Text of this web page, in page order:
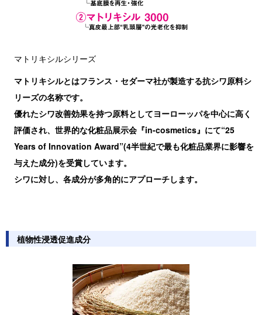
マトリキシルシリーズ
マトリキシルとはフランス・セダーマ社が製造する抗シワ原料シ
リーズの名称です。
優れたシワ改善効果を持つ原料としてヨーローッパを中心に高く
評価され、世界的な化粧品展示会『in-cosmetics』にて“25
Years of Innovation Award”(4半世紀で最も化粧品業界に影響を
与えた成分)を受賞しています。
シワに対し、各成分が多角的にアプローチします。
植物性浸透促進成分